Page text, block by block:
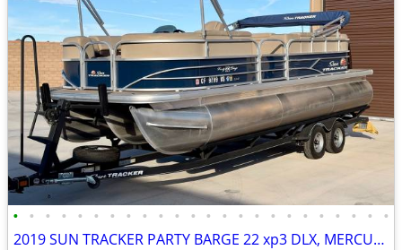
• • • • • • • • • • • • • • • • • • • • • • • •
2019 SUN TRACKER PARTY BARGE 22 xp3 DLX, MERCURY 200, TRAILER, ETC. EXCELLENT